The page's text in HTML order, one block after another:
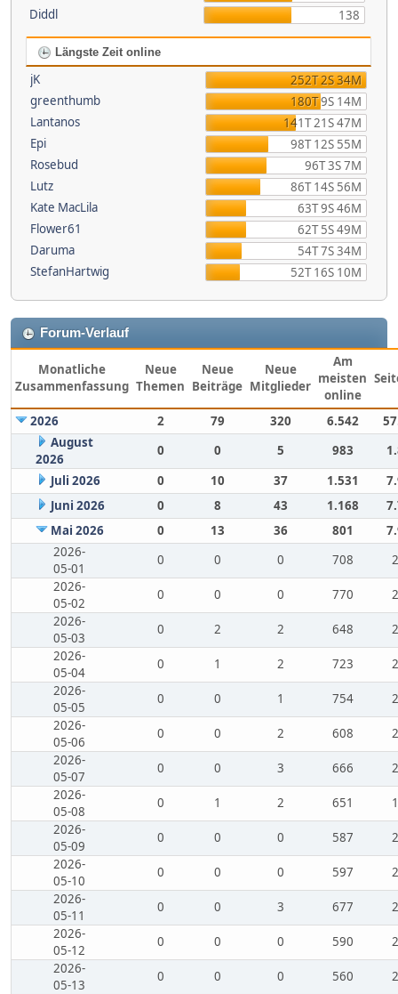
Diddl
138
Längste Zeit online
jK
252T 2S 34M
greenthumb
180T 9S 14M
Lantanos
141T 21S 47M
Epi
98T 12S 55M
Rosebud
96T 3S 7M
Lutz
86T 14S 56M
Kate MacLila
63T 9S 46M
Flower61
62T 5S 49M
Daruma
54T 7S 34M
StefanHartwig
52T 16S 10M
Forum-Verlauf
Monatliche
Zusammenfassung
Neue
Themen
Neue
Beiträge
Neue
Mitglieder
Am
meisten
online
2026 2 79 320 6.542
August
2026
0 0 5 983
Juli 2026
0 10 37 1.531
Juni 2026
0 8 43 1.168
Mai 2026
0 13 36 801
2026-
05-01
0 0 0 708
2026-
05-02
0 0 0 770
2026-
05-03
0 2 2 648
2026-
05-04
0 1 2 723
2026-
05-05
0 0 1 754
2026-
05-06
0 0 2 608
2026-
05-07
0 0 3 666
2026-
05-08
0 1 2 651
2026-
05-09
0 0 0 587
2026-
05-10
0 0 0 597
2026-
05-11
0 0 3 677
2026-
05-12
0 0 0 590
2026-
05-13
0 0 0 560